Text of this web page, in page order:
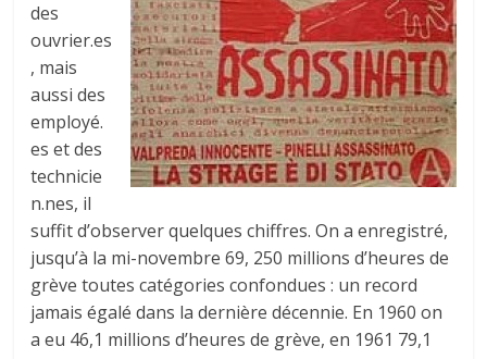
des
ouvrier.es
, mais
aussi des
employé.
es et des
technicie
n.nes, il
suffit d’observer quelques chiffres. On a enregistré,
jusqu’à la mi-novembre 69, 250 millions d’heures de
grève toutes catégories confondues : un record
jamais égalé dans la dernière décennie. En 1960 on
a eu 46,1 millions d’heures de grève, en 1961 79,1